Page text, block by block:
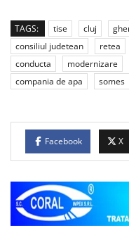
TAGS: tise cluj
consiliul judetean
retea
conducta
modernizare
compania de apa
somes
Facebook X